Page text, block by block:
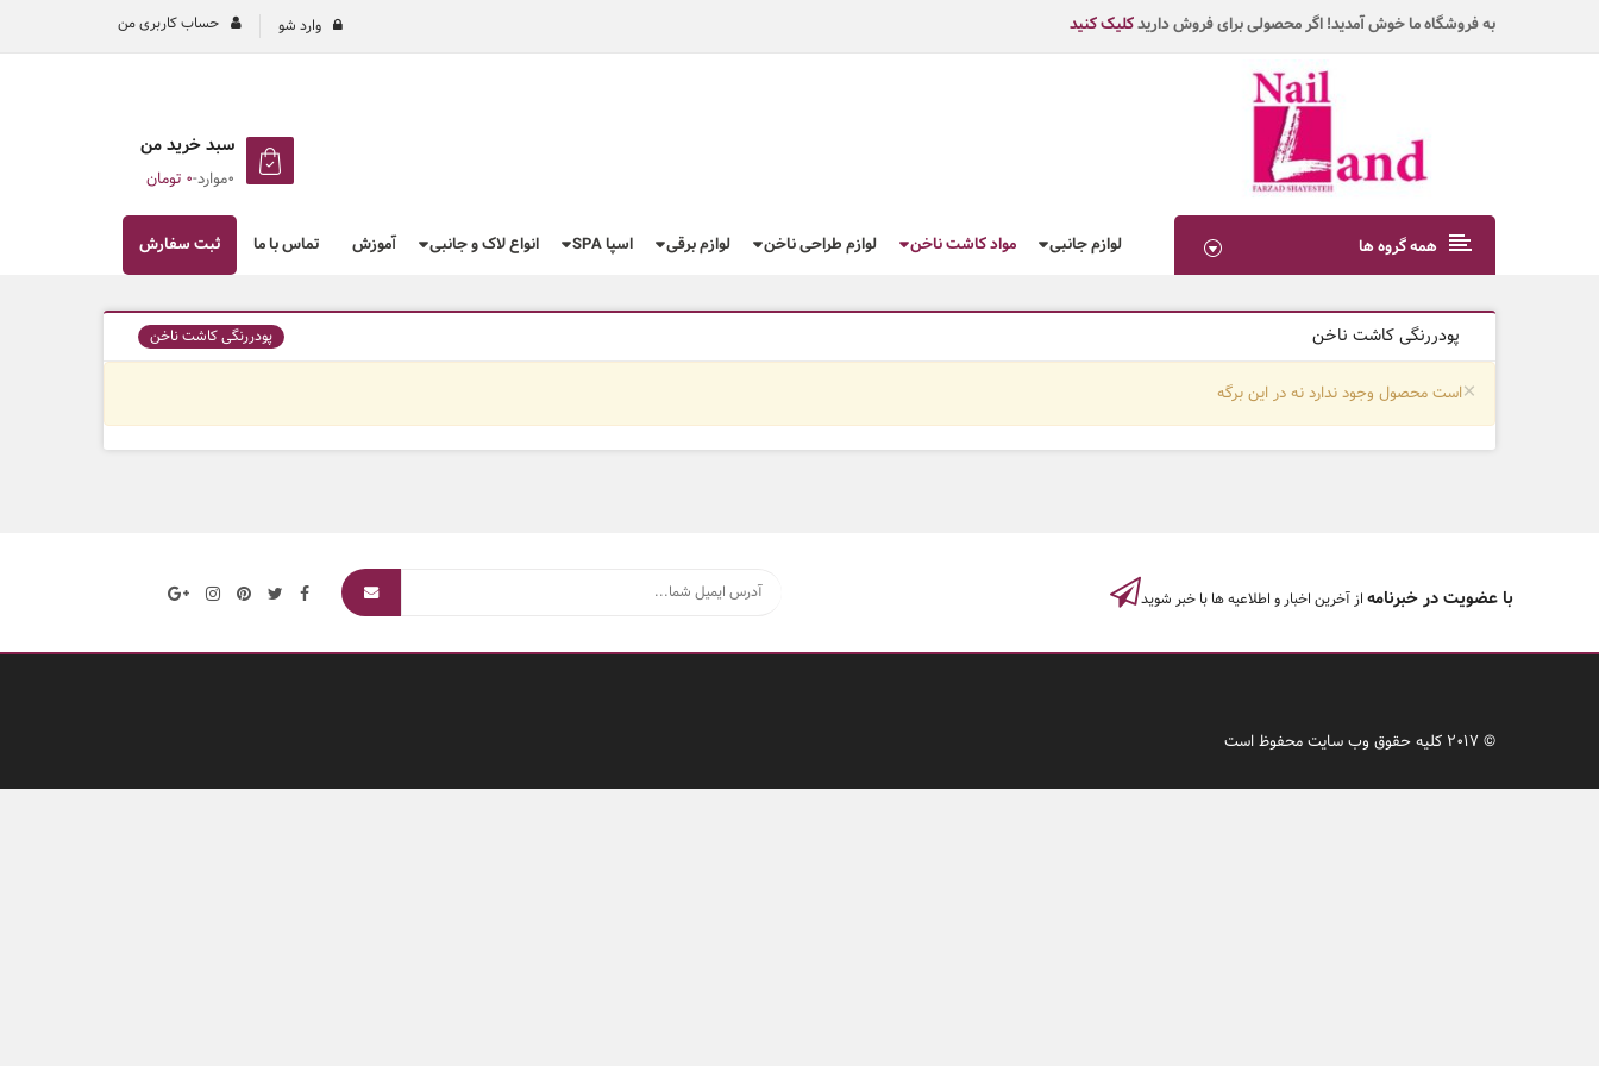
به فروشگاه ما خوش آمدید! اگر محصولی برای فروش داریدکلیک کنید حساب کاربری من وارد شو
سبد خرید من
0موارد -۰ تومان
همه گروه ها لوازم جانبی مواد کاشت ناخن لوازم طراحی ناخن لوازم برقی اسپا SPA انواع لاک و جانبی آموزش تماس با ما ثبت سفارش
پودررنگی کاشت ناخن پودررنگی کاشت ناخن
×است محصول وجود ندارد نه در این برگه
با عضویت در خبرنامه از آخرین اخبار و اطلاعیه ها با خبر شوید
© 2017 کلیه حقوق وب سایت محفوظ است